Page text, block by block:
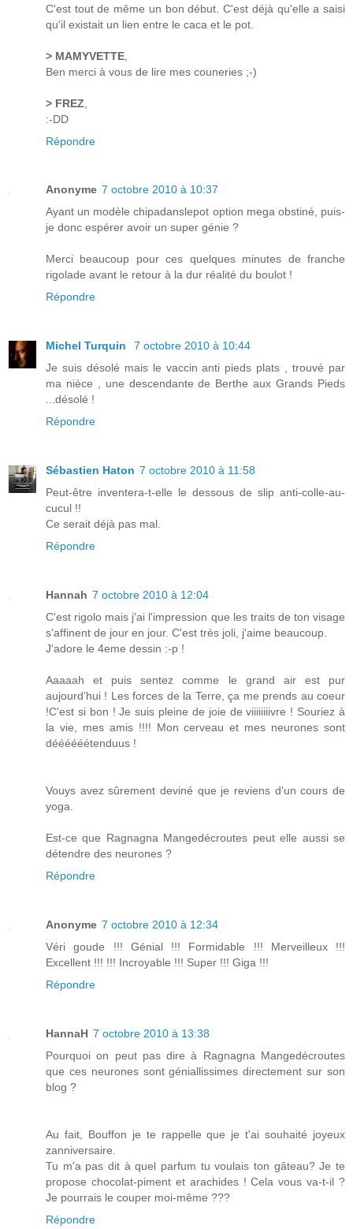
C'est tout de même un bon début. C'est déjà qu'elle a saisi
qu'il existait un lien entre le caca et le pot.
> MAMYVETTE
Ben merci à vous de lire mes couneries ;-)
> FREZ
:-DD
Répondre
Anonyme 7 octobre 2010 à 10:37
Ayant un modèle chipadanslepot option mega obstiné, puis-
je donc espérer avoir un super génie ?
Merci beaucoup pour ces quelques minutes de franche
rigolade avant le retour à la dur réalité du boulot !
Répondre
Michel Turquin
7 octobre 2010 à 10:44
Je suis désolé mais le vaccin anti pieds plats , trouvé par
ma nièce , une descendante de Berthe aux Grands Pieds
...désolé !
Répondre
Sébastien Haton 7 octobre 2010 à 11:58
Peut-être inventera-t-elle le dessous de slip anti-colle-au-
cucul !!
Ce serait déjà pas mal.
Répondre
Hannah 7 octobre 2010 à 12:04
C'est rigolo mais j'ai l'impression que les traits de ton visage
s'affinent de jour en jour. C'est très joli, j'aime beaucoup.
J'adore le 4eme dessin :-p !
Aaaaah et puis sentez comme le grand air est pur
aujourd'hui ! Les forces de la Terre, ça me prends au coeur
!C'est si bon ! Je suis pleine de joie de viiiiiiiivre ! Souriez à
la vie, mes amis !!!! Mon cerveau et mes neurones sont
déééééétenduus !
Vouys avez sûrement deviné que je reviens d'un cours de
yoga.
Est-ce que Ragnagna Mangedécroutes peut elle aussi se
détendre des neurones ?
Répondre
Anonyme 7 octobre 2010 à 12:34
Véri goude !!! Génial !!! Formidable !!! Merveilleux !!!
Excellent !!! !!! Incroyable !!! Super !!! Giga !!!
Répondre
HannaH 7 octobre 2010 à 13:38
Pourquoi on peut pas dire à Ragnagna Mangedécroutes
que ces neurones sont géniallissimes directement sur son
blog ?
Au fait, Bouffon je te rappelle que je t'ai souhaité joyeux
zanniversaire.
Tu m'a pas dit à quel parfum tu voulais ton gâteau? Je te
propose chocolat-piment et arachides ! Cela vous va-t-il ?
Je pourrais le couper moi-même ???
Répondre